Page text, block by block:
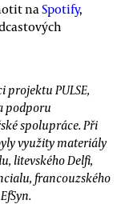
naSpotify,
projektu PULSE,
podporu
spolupráce. Při
využity materiály
litevského Delfi,
francouzského